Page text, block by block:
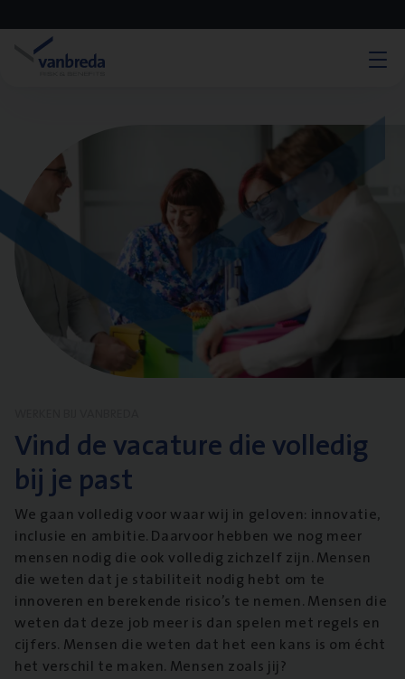
Vind de vacature die volledig
bij je past
We gaan volledig voor waar wij in geloven: innovatie,
inclusie en ambitie. Daarvoor hebben we nog meer
mensen nodig die ook volledig zichzelf zijn. Mensen
die weten dat je stabiliteit nodig hebt om te
innoveren en berekende risico’s te nemen. Mensen die
weten dat deze job meer is dan spelen met regels en
cijfers. Mensen die weten dat het een kans is om écht
het verschil te maken. Mensen zoals jij?